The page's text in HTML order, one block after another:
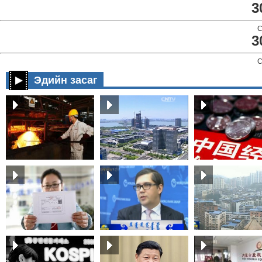
Эдийн засаг